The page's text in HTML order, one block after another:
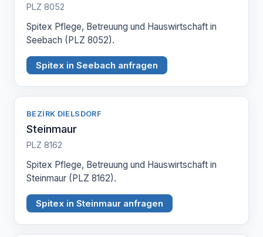
PLZ 8052
Spitex Pflege, Betreuung und Hauswirtschaft in
Seebach (PLZ 8052).
Spitex in Seebach anfragen
BEZIRK DIELSDORF
Steinmaur
PLZ 8162
Spitex Pflege, Betreuung und Hauswirtschaft in
Steinmaur (PLZ 8162).
Spitex in Steinmaur anfragen